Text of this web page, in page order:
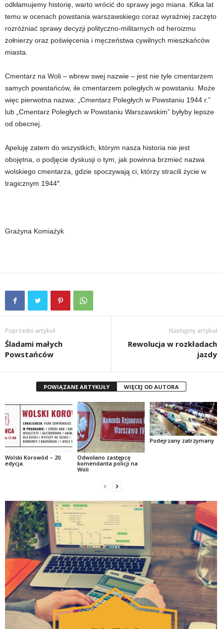
odkłamujemy historię, warto wrócić do sprawy jego miana. Kilka lat
temu w ocenach powstania warszawskiego coraz wyraźniej zaczęto
rozróżniać sprawy decyzji polityczno-militarnych od heroizmu
żołnierzy oraz poświęcenia i męczeństwa cywilnych mieszkańców
miasta.
Cmentarz na Woli – wbrew swej nazwie – jest nie tyle cmentarzem
samych powstańców, ile cmentarzem poległych w powstaniu. Może
więc pierwotna nazwa: „Cmentarz Poległych w Powstaniu 1944 r.”
lub „Cmentarz Poległych w Powstaniu Warszawskim” byłyby lepsze
od obecnej.
Apeluję zatem do wszystkich, którym nasza historia nie jest
obojętna, o podjęcie dyskusji o tym, jak powinna brzmieć nazwa
wolskiego cmentarza, gdzie spoczywają ci, którzy stracili życie w
tragicznym 1944″.
Grażyna Komiażyk
Poprzedni artykuł
Śladami małych
Powstańców
Następny artykuł
Rewolucja w rozkładach
jazdy
POWIĄZANE ARTYKUŁY WIĘCEJ OD AUTORA
Wolski Korowód – 20.
edycja.
Odwołano zastępcę
komendanta policji na
Woli
Podejrzany zatrzymany